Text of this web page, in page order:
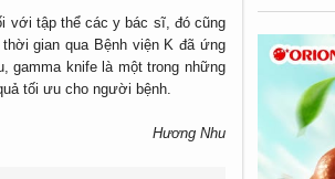
với tập thể các y bác sĩ, đó cũng
gian qua Bệnh viện K đã ứng
gamma knife là một trong những
tối ưu cho người bệnh.
Hương Nhu